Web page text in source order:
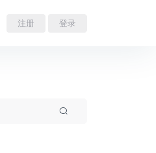
注册 登录